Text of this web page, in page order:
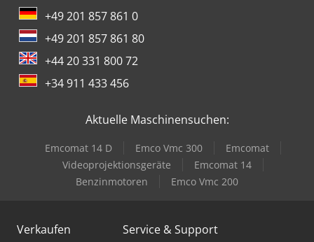
+49 201 857 861 0
+49 201 857 861 80
+44 20 331 800 72
+34 911 433 456
Aktuelle Maschinensuchen:
Emcomat 14 D Emco Vmc 300
Emcomat
Videoprojektionsgeräte
Emcomat 14
Benzinmotoren
Emco Vmc 200
Verkaufen Service & Support